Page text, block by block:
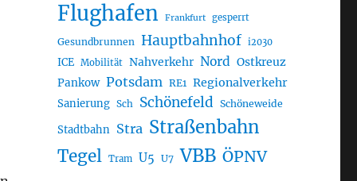
Flughafen Frankfurt gesperrt
Gesundbrunnen Hauptbahnhof i2030
ICE Mobilität Nahverkehr Nord Ostkreuz
Pankow Potsdam RE1 Regionalverkehr
Sanierung Sch Schönefeld Schöneweide
Stadtbahn Stra Straßenbahn
Tegel Tram U5 U7 VBB ÖPNV